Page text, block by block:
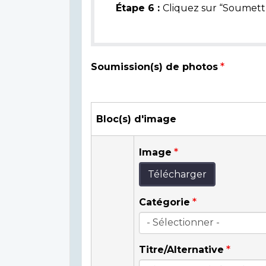
Étape 6 : Cliquez sur
Soumission(s) de photos
Bloc(s) d'image
Image
Télécharger
Catégorie
Titre/Alternative